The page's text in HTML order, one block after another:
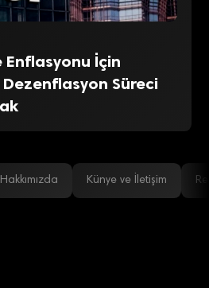
Enflasyonu İçin
Süreci
Hakkımızda Künye ve İletişim